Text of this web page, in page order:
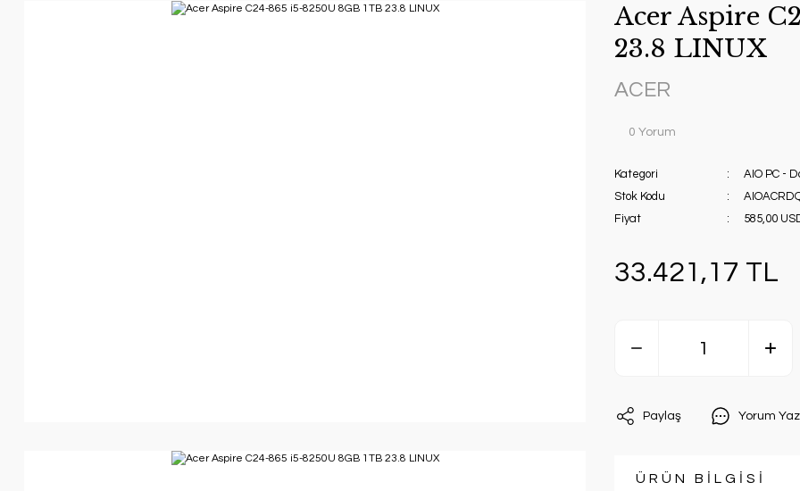
Acer Aspire
23.8 LINUX
ACER
0 Yorum
Kategori
AIO PC -
Stok Kodu
Fiyat
585,00
33.421,17 TL
Paylaş Yorum Yaz
ÜRÜN BİLGİSİ